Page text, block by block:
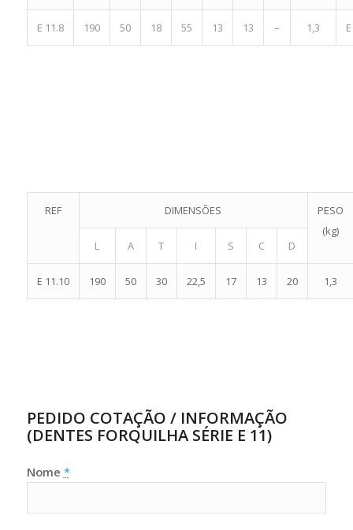
E 11.8 190 50 18 55 13 13 – 1,3
REF DIMENSÕES
PESO
(kg)
L
A T I S C D
E 11.10 190 50 30 22,5 17 13 20 1,3
PEDIDO COTAÇÃO / INFORMAÇÃO
(DENTES FORQUILHA SÉRIE E 11)
Nome *